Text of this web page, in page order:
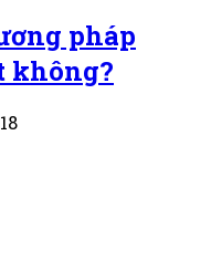
pháp
không?